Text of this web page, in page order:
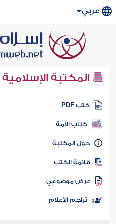
عربي
المكتبة الإسلامية
كتب PDF
كتاب الأمة
المكتبة
الكتب
موضوعي